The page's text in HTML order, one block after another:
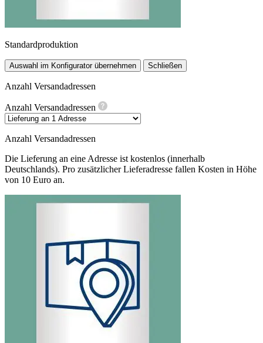
Standardproduktion
Auswahl im Konfigurator übernehmen Schließen
Anzahl Versandadressen
Anzahl Versandadressen
Anzahl Versandadressen
Die Lieferung an eine Adresse ist kostenlos (innerhalb
Deutschlands). Pro zusätzlicher Lieferadresse fallen Kosten in Höhe
von 10 Euro an.